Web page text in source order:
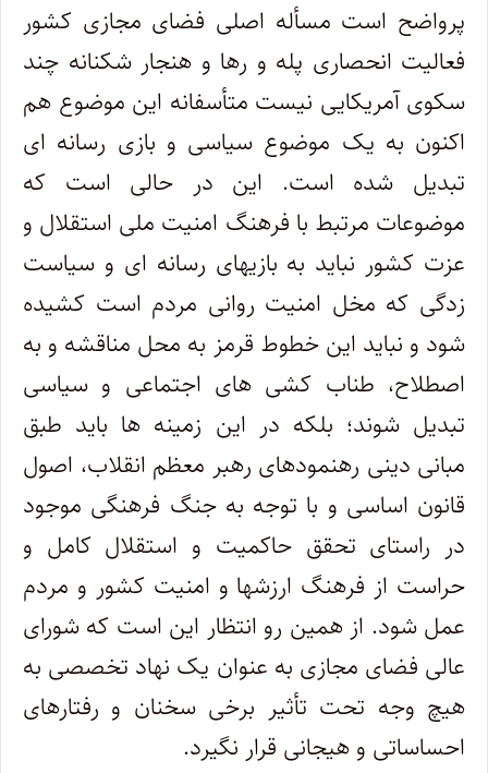
پرواضح است مسأله اصلی فضای مجازی کشور
فعالیت انحصاری پله و رها و هنجار شکنانه چند
سکوی آمریکایی نیست متأسفانه این موضوع هم
اکنون به یک موضوع سیاسی و بازی رسانه ای
تبدیل شده است. این در حالی است که
موضوعات مرتبط با فرهنگ امنیت ملی استقلال و
عزت کشور نباید به بازیهای رسانه ای و سیاست
زدگی که مخل امنیت روانی مردم است کشیده
شود و نباید این خطوط قرمز به محل مناقشه و به
اصطلاح، طناب کشی های اجتماعی و سیاسی
تبدیل شوند؛ بلکه در این زمینه ها باید طبق
مبانی دینی رهنمودهای رهبر معظم انقلاب، اصول
قانون اساسی و با توجه به جنگ فرهنگی موجود
در راستای تحقق حاکمیت و استقلال کامل و
حراست از فرهنگ ارزشها و امنیت کشور و مردم
عمل شود. از همین رو انتظار این است که شورای
عالی فضای مجازی به عنوان یک نهاد تخصصی به
هیچ وجه تحت تأثیر برخی سخنان و رفتارهای
احساساتی و هیجانی قرار نگیرد.